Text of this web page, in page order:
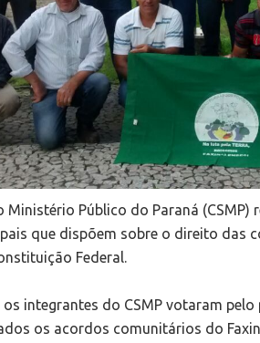
Ministério Público do Paraná
que dispõem sobre o direito das
Federal.
integrantes do CSMP votaram
os acordos comunitários do